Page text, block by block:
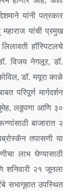
यांनी पत्रकार
महाराज यांची प्रमुख
हॉस्पिटलचे
विजय नेगलूर, डॉ.
डॉ. मयूरा काळे
परिपूर्ण मार्गदर्शन
लठ्ठपणा आणि ३०
बाजारात २
तपासणी या
लाभ घेण्यासाठी
शनिवारी २१ जूनला
सभागृहात उपस्थित